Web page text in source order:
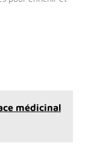
médicinal